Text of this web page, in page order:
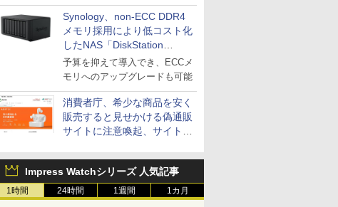
の“あたらしい”を起動し続け
る～オプテージ
Synology、non-ECC DDR4
メモリ採用により低コスト化
したNAS「DiskStation
neo+」シリーズ
予算を抑えて導入でき、ECCメ
モリへのアップグレードも可能
消費者庁、希少な商品を安く
販売すると見せかける偽通販
サイトに注意喚起、サイト名
Impress Watchシリーズ 人気記事
1時間 24時間 1週間 1カ月